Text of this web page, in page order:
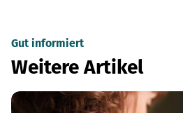
Gut informiert
Weitere Artikel